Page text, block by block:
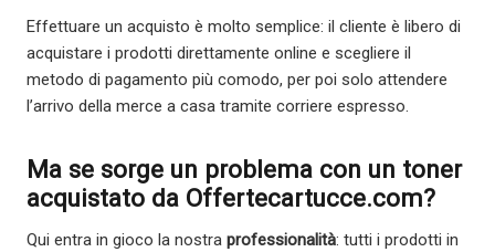
Effettuare un acquisto è molto semplice: il cliente è libero di
acquistare i prodotti direttamente online e scegliere il
metodo di pagamento più comodo, per poi solo attendere
l’arrivo della merce a casa tramite corriere espresso.
Ma se sorge un problema con un toner
acquistato da Offertecartucce.com?
Qui entra in gioco la nostra professionalità: tutti i prodotti in